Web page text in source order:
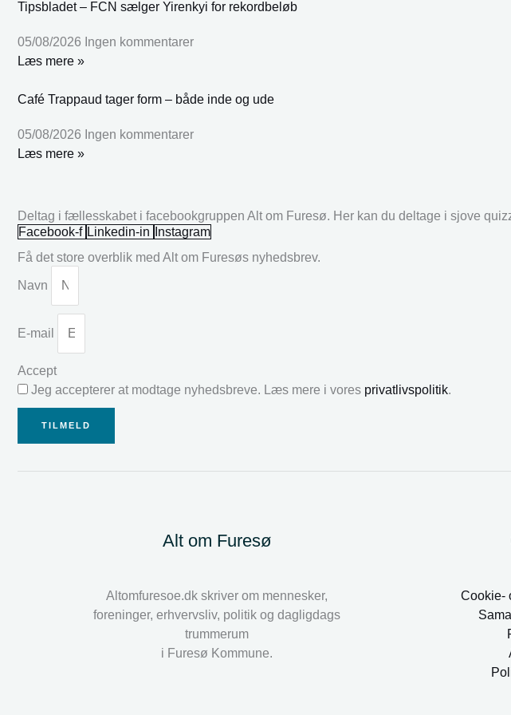
Tipsbladet – FCN sælger Yirenkyi for rekordbeløb
05/08/2026 Ingen kommentarer
Læs mere »
Café Trappaud tager form – både inde og ude
05/08/2026 Ingen kommentarer
Læs mere »
Deltag i fællesskabet i facebookgruppen Alt om Furesø. Her kan du deltage i sjove
Facebook-f Linkedin-in
Instagram
Få det store overblik med Alt om Furesøs nyhedsbrev.
Navn
E-mail
Accept
Jeg accepterer at modtage nyhedsbreve. Læs mere i vores privatlivspolitik.
TILMELD
Alt om Furesø
Altomfuresoe.dk skriver om mennesker,
foreninger, erhvervsliv, politik og dagligdags
trummerum
i Furesø Kommune.
Cookie-